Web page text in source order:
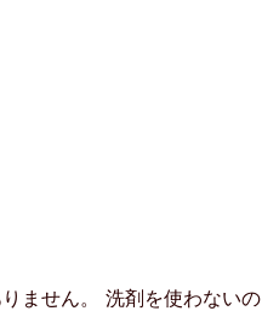
ません。 洗剤を使わないの